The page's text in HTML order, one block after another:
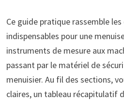
Ce guide pratique rassemble
indispensables pour une
instruments de mesure aux
passant par le matériel de
menuisier. Au fil des sections,
claires, un tableau récapitulatif